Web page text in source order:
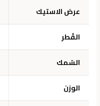
عرض الاستيك
القُطر
السُمك
الوزن